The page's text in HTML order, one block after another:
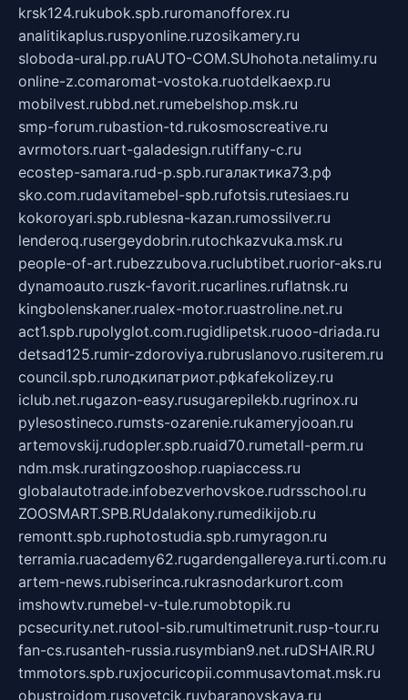
krsk124.rukubok.spb.ruromanofforex.ru
analitikaplus.ruspyonline.ruzosikamery.ru
sloboda-ural.pp.ruAUTO-COM.SUhohota.netalimy.ru
online-z.comaromat-vostoka.ruotdelkaexp.ru
mobilvest.rubbd.net.rumebelshop.msk.ru
smp-forum.rubastion-td.rukosmoscreative.ru
avrmotors.ruart-galadesign.rutiffany-c.ru
ecostep-samara.rud-p.spb.ruгалактика73.рф
sko.com.rudavitamebel-spb.rufotsis.rutesiaes.ru
kokoroyari.spb.rublesna-kazan.rumossilver.ru
lenderoq.rusergeydobrin.rutochkazvuka.msk.ru
people-of-art.rubezzubova.ruclubtibet.ruorior-aks.ru
dynamoauto.ruszk-favorit.rucarlines.ruflatnsk.ru
kingbolenskaner.rualex-motor.ruastroline.net.ru
act1.spb.rupolyglot.com.rugidlipetsk.ruooo-driada.ru
detsad125.rumir-zdoroviya.rubruslanovo.rusiterem.ru
council.spb.ruлодкипатриот.рфkafekolizey.ru
iclub.net.rugazon-easy.rusugarepilekb.rugrinox.ru
pylesostineco.rumsts-ozarenie.rukameryjooan.ru
artemovskij.rudopler.spb.ruaid70.rumetall-perm.ru
ndm.msk.ruratingzooshop.ruapiaccess.ru
globalautotrade.infobezverhovskoe.rudrsschool.ru
ZOOSMART.SPB.RUdalakony.rumedikijob.ru
remontt.spb.ruphotostudia.spb.rumyragon.ru
terramia.ruacademy62.rugardengallereya.rurti.com.ru
artem-news.rubiserinca.rukrasnodarkurort.com
imshowtv.rumebel-v-tule.rumobtopik.ru
pcsecurity.net.rutool-sib.rumultimetrunit.rusp-tour.ru
fan-cs.rusanteh-russia.rusymbian9.net.ruDSHAIR.RU
tmmotors.spb.ruxjocuricopii.commusavtomat.msk.ru
obustrojdom.rusovetcik.ruybaranovskaya.ru